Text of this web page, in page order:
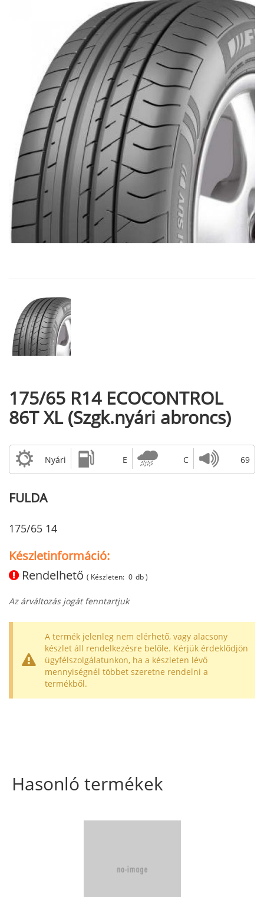
175/65 R14 ECOCONTROL
86T XL (Szgk.nyári abroncs)
Nyári E C 69
FULDA
175/65 14
Készletinformáció:
Rendelhető ( Készleten: 0 db )
Az árváltozás jogát fenntartjuk
A termék jelenleg nem elérhető, vagy alacsony
készlet áll rendelkezésre belőle. Kérjük érdeklődjön
ügyfélszolgálatunkon, ha a készleten lévő
mennyiségnél többet szeretne rendelni a
termékből.
Hasonló termékek